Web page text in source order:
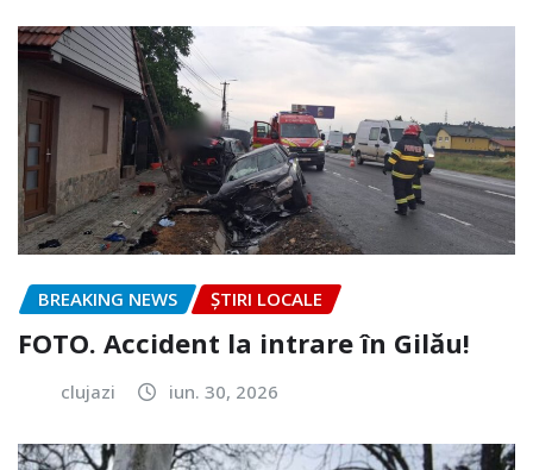
BREAKING NEWS ȘTIRI LOCALE
FOTO. Accident la intrare în Gilău!
clujazi iun. 30, 2026